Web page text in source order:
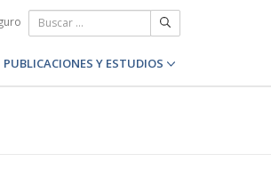
PUBLICACIONES Y ESTUDIOS